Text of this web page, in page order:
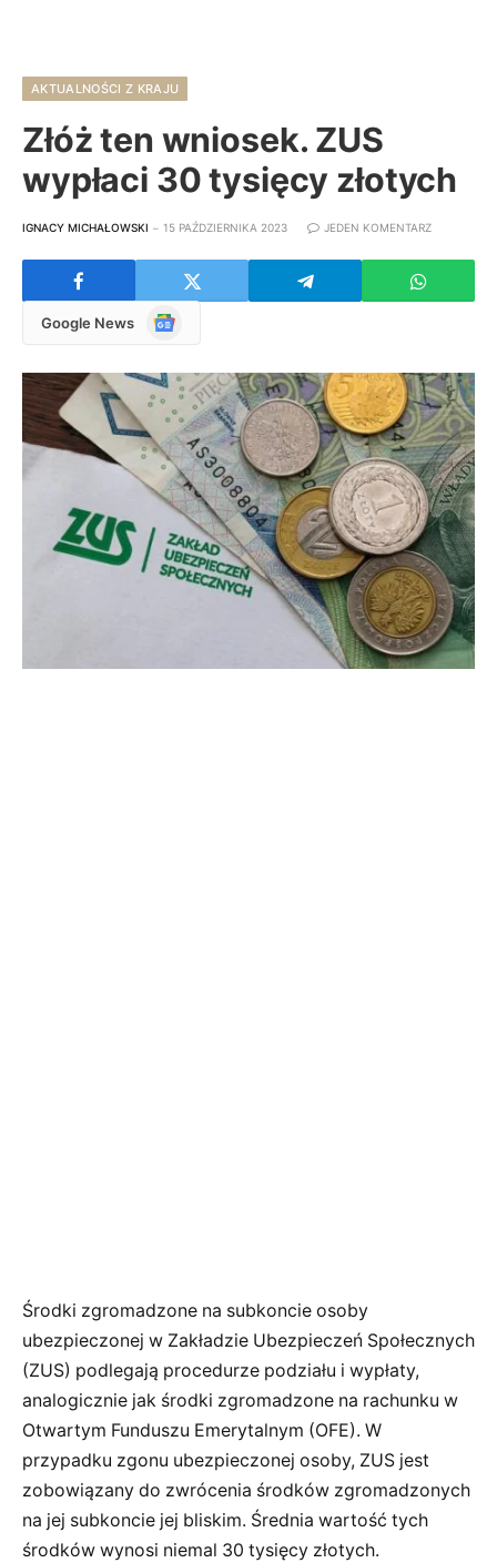
AKTUALNOŚCI Z KRAJU
Złóż ten wniosek. ZUS
wypłaci 30 tysięcy złotych
IGNACY MICHAŁOWSKI 15 PAŹDZIERNIKA 2023 JEDEN KOMENTARZ
Google News
Google
Środki zgromadzone na subkoncie osoby
ubezpieczonej w Zakładzie Ubezpieczeń Społecznych
(ZUS) podlegają procedurze podziału i wypłaty,
analogicznie jak środki zgromadzone na rachunku w
Otwartym Funduszu Emerytalnym (OFE). W
przypadku zgonu ubezpieczonej osoby, ZUS jest
zobowiązany do zwrócenia środków zgromadzonych
na jej subkoncie jej bliskim. Średnia wartość tych
środków wynosi niemal 30 tysięcy złotych.